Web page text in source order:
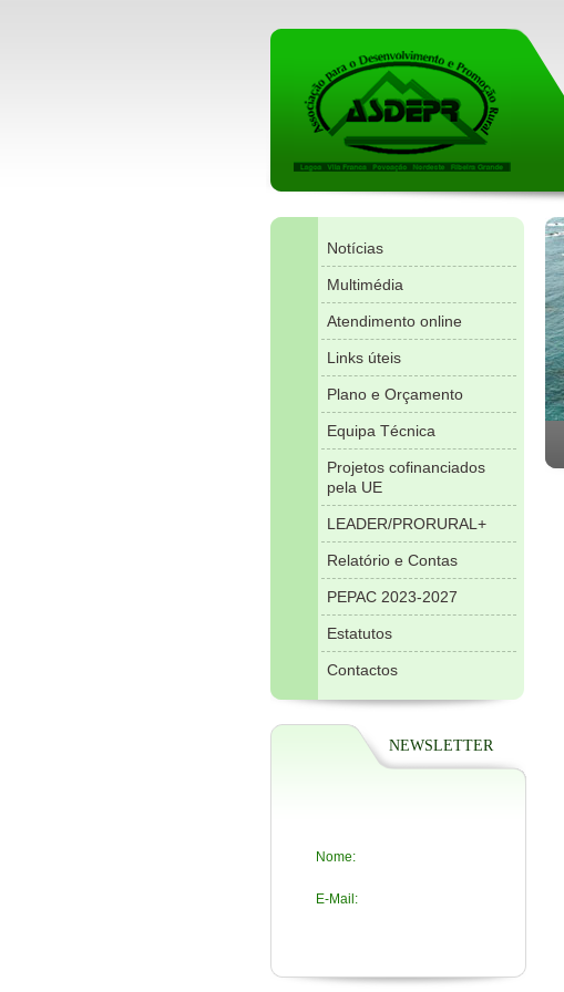
Notícias
Multimédia
Atendimento online
Links úteis
Plano e Orçamento
Equipa Técnica
Projetos cofinanciados
pela UE
LEADER/PRORURAL+
Relatório e Contas
PEPAC 2023-2027
Estatutos
Contactos
NEWSLETTER